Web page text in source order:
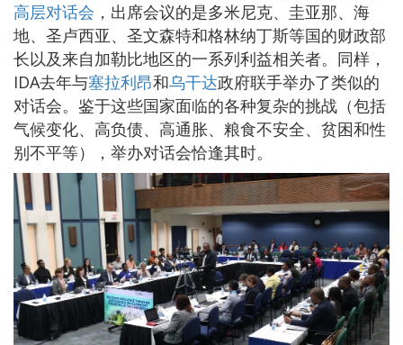
高层对话会 ，出席会议的是多米尼克、圭亚那、海
地、圣卢西亚、圣文森特和格林纳丁斯等国的财政部
长以及来自加勒比地区的一系列利益相关者。同样，
IDA去年与塞拉利昂和乌干达政府联手举办了类似的
对话会。鉴于这些国家面临的各种复杂的挑战（包括
气候变化、高负债、高通胀、粮食不安全、贫困和性
别不平等），举办对话会恰逢其时。